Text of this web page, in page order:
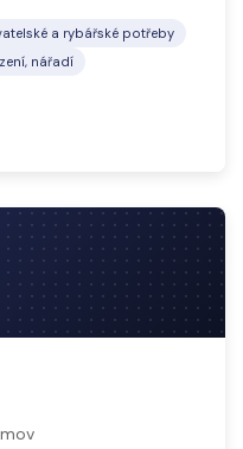
a rybářské potřeby
nářadí